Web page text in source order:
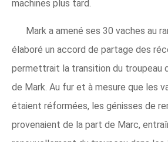
machines plus tard.
Mark a amené ses 30 vaches au
élaboré un accord de partage des
permettrait la transition du troupeau
de Mark. Au fur et à mesure que les
étaient réformées, les génisses de
provenaient de la part de Marc,